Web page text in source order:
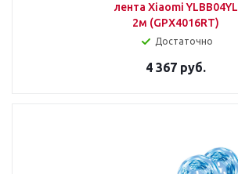
лента Xiaomi YLBB04YL
2м (GPX4016RT)
Достаточно
4 367 руб.